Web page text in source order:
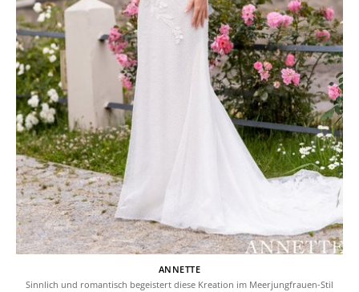
ANNETTE
Sinnlich und romantisch begeistert diese Kreation im Meerjungfrauen-Stil